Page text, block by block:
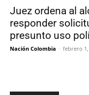
Juez ordena al
responder
presunto uso
Nación Colombia - febrero 1,